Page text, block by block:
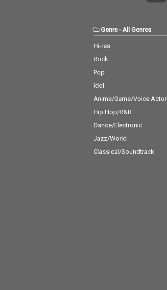
Genre- All Genres
Hi-res
Rock
Pop
Idol
Anime/Game/Voice Actor
Hip Hop/R&B
Dance/Electronic
Jazz/World
Classical/Soundtrack